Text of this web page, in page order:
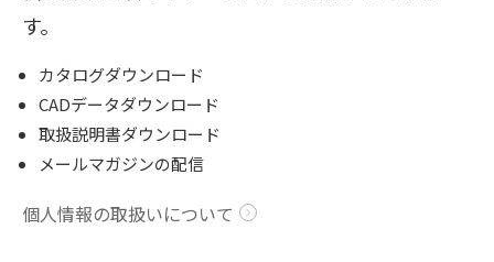
す。
カタログダウンロード
CADデータダウンロード
取扱説明書ダウンロード
メールマガジンの配信
個人情報の取扱いについて